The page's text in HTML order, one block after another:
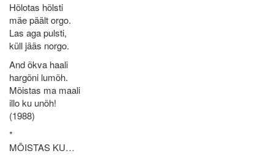
Hõlotas hõlsti
mäe päält orgo.
Las aga pulsti,
küll jääs norgo.
And õkva haali
hargõni lumõh.
Mõistas ma maali
illo ku unõh!
(1988)
*
MÕISTAS KU…